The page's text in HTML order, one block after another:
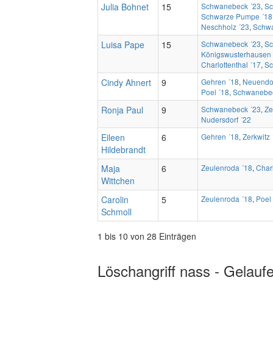
Julia Bohnet 15 Schwanebeck ´23,
Schwarze Pumpe ´18
Neschholz ´23,
Luisa Pape 15 Schwanebeck ´23,
Königswusterhausen
Charlottenthal ´17,
Cindy Ahnert 9 Gehren ´18,
Poel ´18,
Ronja Paul 9 Schwanebeck ´23,
Nudersdorf ´22
Eileen
Hildebrandt
6 Gehren ´18, Zerkwitz
Maja
Wittchen
6 Zeulenroda ´18,
Carolin
Schmoll
5 Zeulenroda ´18, Poel
1 bis 10 von 28 Einträgen
Löschangriff nass -